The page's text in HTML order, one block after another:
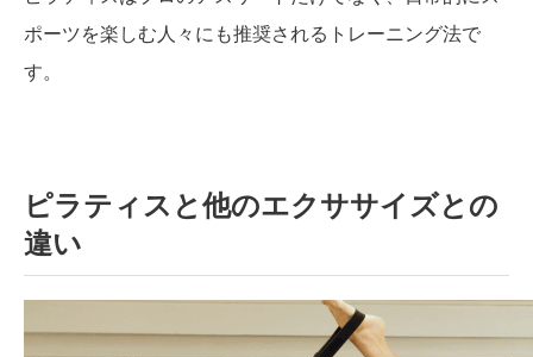
ポーツを楽しむ人々にも推奨されるトレーニング法で
す。
ピラティスと他のエクササイズとの
違い